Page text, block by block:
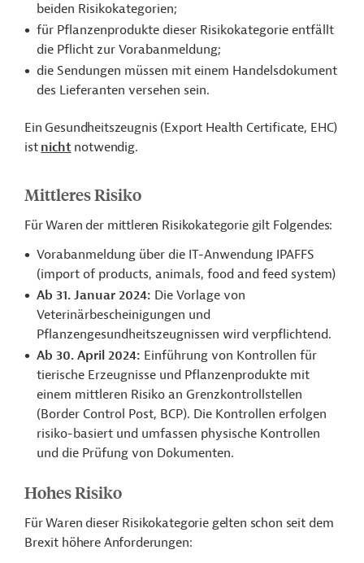
beiden Risikokategorien;
für Pflanzenprodukte dieser Risikokategorie entfällt
die Pflicht zur Vorabanmeldung;
die Sendungen müssen mit einem Handelsdokument
des Lieferanten versehen sein.
Ein Gesundheitszeugnis (Export Health Certificate, EHC)
ist nicht notwendig.
Mittleres Risiko
Für Waren der mittleren Risikokategorie gilt Folgendes:
Vorabanmeldung über die IT-Anwendung IPAFFS
(import of products, animals, food and feed system)
Ab 31. Januar 2024: Die Vorlage von
Veterinärbescheinigungen und
Pflanzengesundheitszeugnissen wird verpflichtend.
Ab 30. April 2024: Einführung von Kontrollen für
tierische Erzeugnisse und Pflanzenprodukte mit
einem mittleren Risiko an Grenzkontrollstellen
(Border Control Post, BCP). Die Kontrollen erfolgen
risiko-basiert und umfassen physische Kontrollen
und die Prüfung von Dokumenten.
Hohes Risiko
Für Waren dieser Risikokategorie gelten schon seit dem
Brexit höhere Anforderungen: